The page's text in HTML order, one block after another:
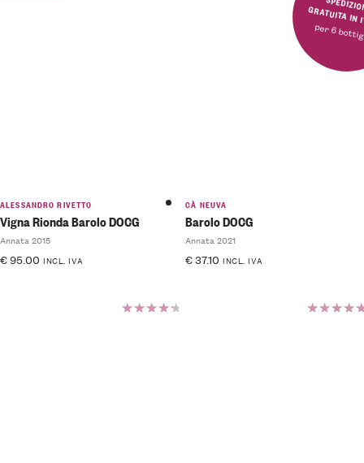
SPEDIZIONE
per 6
ALESSANDRO RIVETTO
Vigna Rionda Barolo DOCG
Annata 2015
€95.00 INCL. IVA
CÀ NEUVA
Barolo DOCG
Annata 2021
€37.10 INCL. IVA